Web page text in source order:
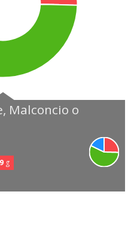
Malconcio o
g